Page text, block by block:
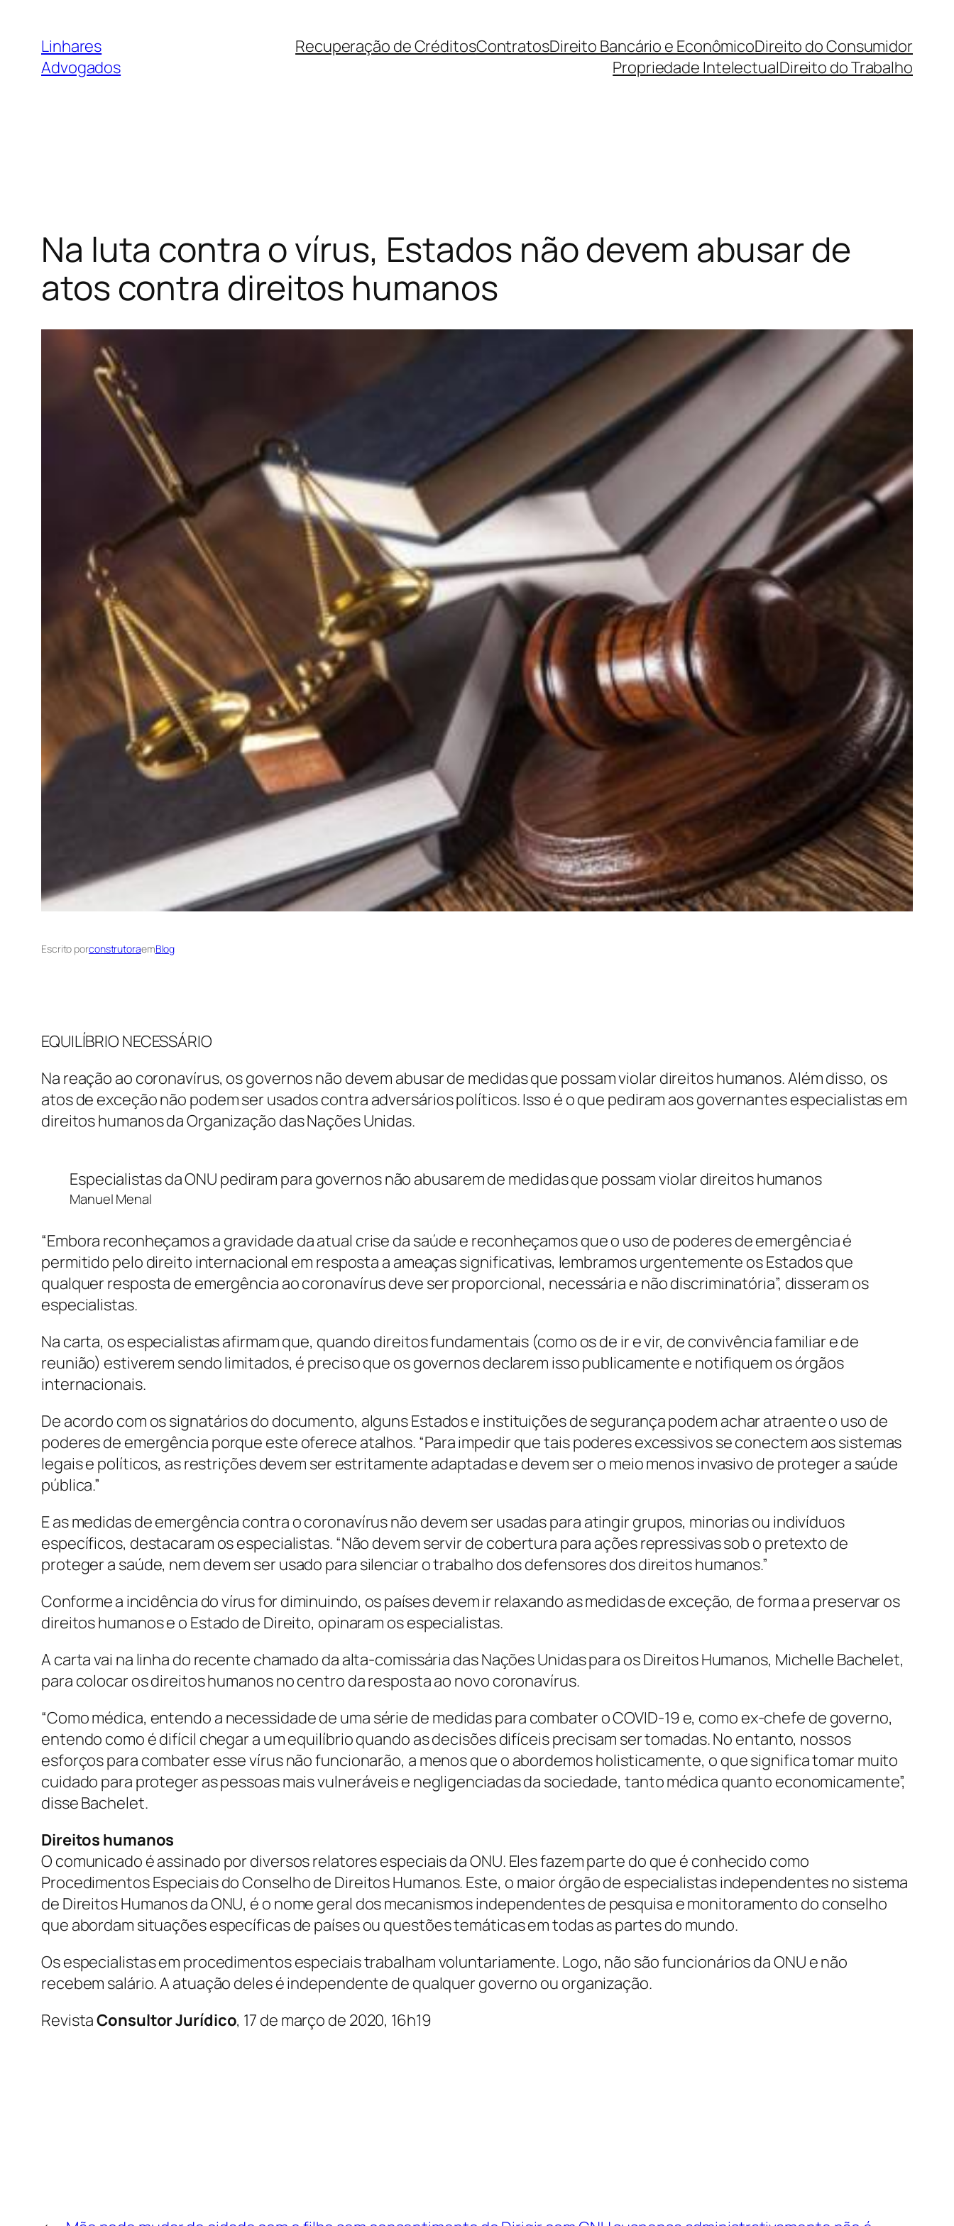
conteúdo
Linhares
Advogados
Recuperação de CréditosContratosDireito Bancário e EconômicoDireito do Consumidor
Propriedade IntelectualDireito do Trabalho
Na luta contra o vírus, Estados não devem abusar de
atos contra direitos humanos
Escrito porconstrutoraemBlog
EQUILÍBRIO NECESSÁRIO
Na reação ao coronavírus, os governos não devem abusar de medidas que possam violar direitos humanos. Além disso, os
atos de exceção não podem ser usados contra adversários políticos. Isso é o que pediram aos governantes especialistas em
direitos humanos da Organização das Nações Unidas.
Especialistas da ONU pediram para governos não abusarem de medidas que possam violar direitos humanos
Manuel Menal
“Embora reconheçamos a gravidade da atual crise da saúde e reconheçamos que o uso de poderes de emergência é
permitido pelo direito internacional em resposta a ameaças significativas, lembramos urgentemente os Estados que
qualquer resposta de emergência ao coronavírus deve ser proporcional, necessária e não discriminatória”, disseram os
especialistas.
Na carta, os especialistas afirmam que, quando direitos fundamentais (como os de ir e vir, de convivência familiar e de
reunião) estiverem sendo limitados, é preciso que os governos declarem isso publicamente e notifiquem os órgãos
internacionais.
De acordo com os signatários do documento, alguns Estados e instituições de segurança podem achar atraente o uso de
poderes de emergência porque este oferece atalhos. “Para impedir que tais poderes excessivos se conectem aos sistemas
legais e políticos, as restrições devem ser estritamente adaptadas e devem ser o meio menos invasivo de proteger a saúde
pública.”
E as medidas de emergência contra o coronavírus não devem ser usadas para atingir grupos, minorias ou indivíduos
específicos, destacaram os especialistas. “Não devem servir de cobertura para ações repressivas sob o pretexto de
proteger a saúde, nem devem ser usado para silenciar o trabalho dos defensores dos direitos humanos.”
Conforme a incidência do vírus for diminuindo, os países devem ir relaxando as medidas de exceção, de forma a preservar os
direitos humanos e o Estado de Direito, opinaram os especialistas.
A carta vai na linha do recente chamado da alta-comissária das Nações Unidas para os Direitos Humanos, Michelle Bachelet,
para colocar os direitos humanos no centro da resposta ao novo coronavírus.
“Como médica, entendo a necessidade de uma série de medidas para combater o COVID-19 e, como ex-chefe de governo,
entendo como é difícil chegar a um equilíbrio quando as decisões difíceis precisam ser tomadas. No entanto, nossos
esforços para combater esse vírus não funcionarão, a menos que o abordemos holisticamente, o que significa tomar muito
cuidado para proteger as pessoas mais vulneráveis e negligenciadas da sociedade, tanto médica quanto economicamente”,
disse Bachelet.
Direitos humanos
O comunicado é assinado por diversos relatores especiais da ONU. Eles fazem parte do que é conhecido como
Procedimentos Especiais do Conselho de Direitos Humanos. Este, o maior órgão de especialistas independentes no sistema
de Direitos Humanos da ONU, é o nome geral dos mecanismos independentes de pesquisa e monitoramento do conselho
que abordam situações específicas de países ou questões temáticas em todas as partes do mundo.
Os especialistas em procedimentos especiais trabalham voluntariamente. Logo, não são funcionários da ONU e não
recebem salário. A atuação deles é independente de qualquer governo ou organização.
RevistaConsultor Jurídico, 17 de março de 2020, 16h19